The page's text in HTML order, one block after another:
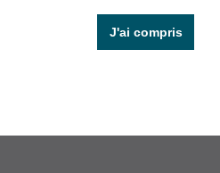
J'ai compris